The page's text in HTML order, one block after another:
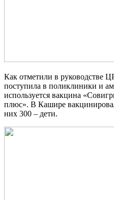
Как отметили в руководстве
поступила в поликлиники и
используется вакцина
плюс». В Кашире
них 300 – дети.